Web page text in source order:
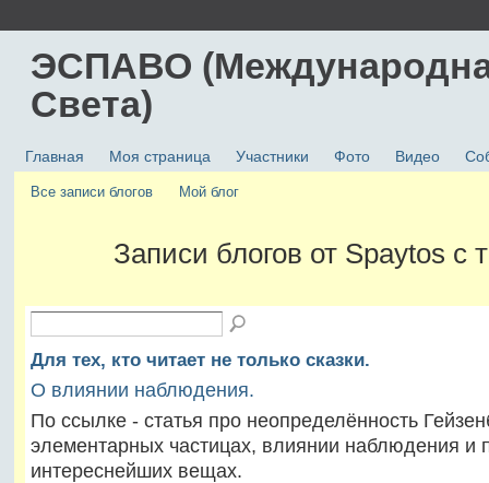
ЭСПАВО
Света)
Главная Моя страница Участники Фото Видео
Все записи блогов Мой блог
Записи блогов от Spaytos с
Для тех, кто читает не только сказки.
О влиянии наблюдения.
По ссылке - статья про неопределённость
элементарных частицах, влиянии наблюдения и
интереснейших вещах.